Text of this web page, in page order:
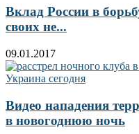
Вклад России в
своих не...
09.01.2017
Видео нападения
в новогоднюю ночь